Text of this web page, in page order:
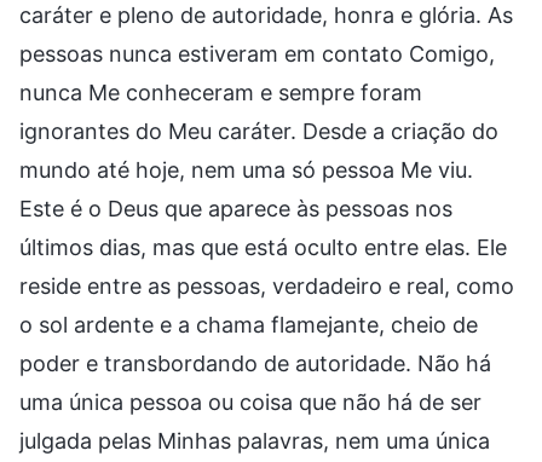
caráter e pleno de autoridade, honra e glória. As
pessoas nunca estiveram em contato Comigo,
nunca Me conheceram e sempre foram
ignorantes do Meu caráter. Desde a criação do
mundo até hoje, nem uma só pessoa Me viu.
Este é o Deus que aparece às pessoas nos
últimos dias, mas que está oculto entre elas. Ele
reside entre as pessoas, verdadeiro e real, como
o sol ardente e a chama flamejante, cheio de
poder e transbordando de autoridade. Não há
uma única pessoa ou coisa que não há de ser
julgada pelas Minhas palavras, nem uma única